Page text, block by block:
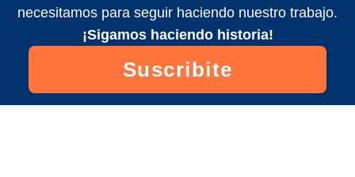
necesitamos para seguir haciendo nuestro trabajo.
¡Sigamos haciendo historia!
Suscribite